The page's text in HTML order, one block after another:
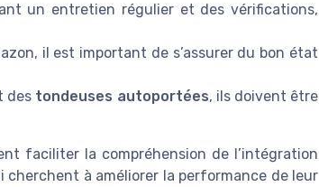
un entretien régulier et des vérifications,
il est important de s’assurer du bon état
des tondeuses autoportées, ils doivent être
faciliter la compréhension de l’intégration
à améliorer la performance de leur